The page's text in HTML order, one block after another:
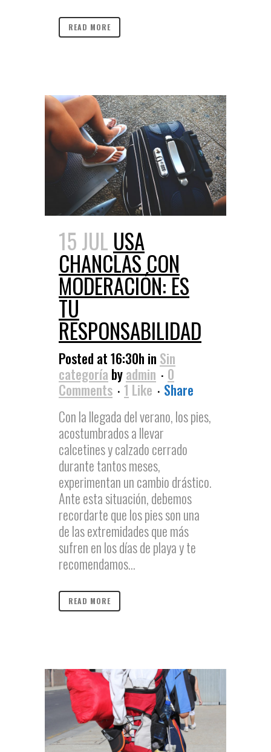
READ MORE
15 JUL USA
CHANCLAS CON
MODERACIÓN: ES
TU
RESPONSABILIDAD
Posted at 16:30h in Sin
categoría byadmin
0
Comments 1 Like
Share
Con la llegada del verano, los pies,
acostumbrados a llevar
calcetines y calzado cerrado
durante tantos meses,
experimentan un cambio drástico.
Ante esta situación, debemos
recordarte que los pies son una
de las extremidades que más
sufren en los días de playa y te
recomendamos...
READ MORE